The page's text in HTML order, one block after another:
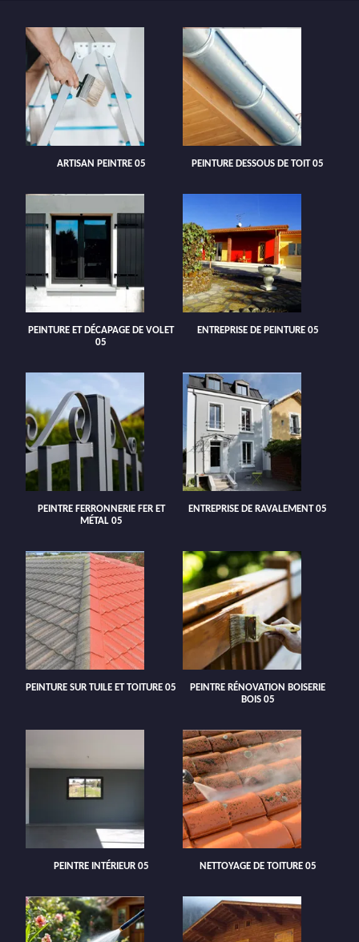
ARTISAN PEINTRE 05 PEINTURE DESSOUS DE TOIT 05
PEINTURE ET DÉCAPAGE DE VOLET
05
ENTREPRISE DE PEINTURE 05
PEINTRE FERRONNERIE FER ET
MÉTAL 05
ENTREPRISE DE RAVALEMENT 05
PEINTURE SUR TUILE ET TOITURE 05
PEINTRE RÉNOVATION BOISERIE
BOIS 05
PEINTRE INTÉRIEUR 05 NETTOYAGE DE TOITURE 05